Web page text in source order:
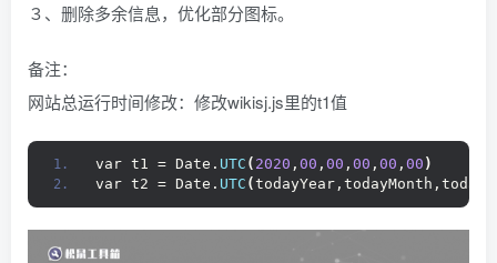
３、删除多余信息，优化部分图标。
备注：
网站总运行时间修改：修改wikisj.js里的t1值
var t1 = Date. UTC ( 2020 , 00 , 00 , 00 , 00 , 00 )
var t2 = Date. UTC (
百度登录